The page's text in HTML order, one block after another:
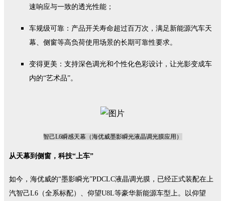
速响应与一致的透光性能；
车规级可靠：产品开关寿命超过百万次，满足新能源汽车天
幕、侧窗等高负荷使用场景的长期可靠性要求。
变得更美： 支持深色调光和个性化色彩设计，让光影变成车
内的“艺术品”。
智己L6瞬感天幕（海优威墨影瞬光液晶调光膜应用）
从天幕到侧窗，科技“上车”
如今，海优威的“墨影瞬光”PDCLC液晶调光膜，已经正式装配在上
汽智己L6（全系标配）、仰望U8L等豪华新能源车型上。以仰望